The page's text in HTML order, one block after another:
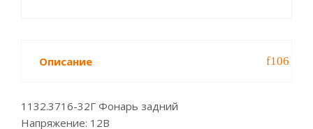
Описание
1132.3716-32Г Фонарь задний
Напряжение: 12В